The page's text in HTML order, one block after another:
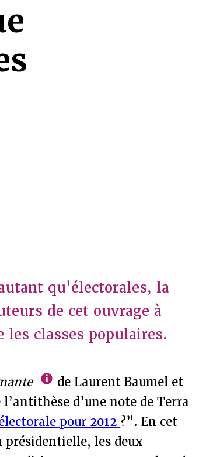
qu’électorales, la
de cet ouvrage à
classes populaires.
de Laurent Baumel et
d’une note de Terra
pour 2012 ?”. En cet
présidentielle, les deux